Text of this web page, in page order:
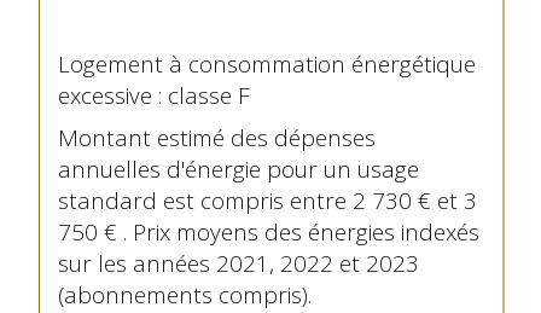
Logement à consommation énergétique
excessive : classe F
Montant estimé des dépenses
annuelles d'énergie pour un usage
standard est compris entre 2 730 € et 3
750 € . Prix moyens des énergies indexés
sur les années 2021, 2022 et 2023
(abonnements compris).